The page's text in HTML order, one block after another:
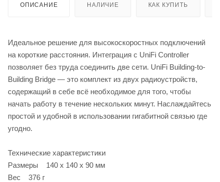
ОПИСАНИЕ НАЛИЧИЕ КАК КУПИТЬ
Идеальное решение для высокоскоростных подключений
на короткие расстояния. Интеграция с UniFi Controller
позволяет без труда соединить две сети. UniFi Building-to-
Building Bridge — это комплект из двух радиоустройств,
содержащий в себе всё необходимое для того, чтобы
начать работу в течение нескольких минут. Наслаждайтесь
простой и удобной в использовании гигабитной связью где
угодно.
Технические характеристики
Размеры 140 х 140 х 90 мм
Вес 376 г